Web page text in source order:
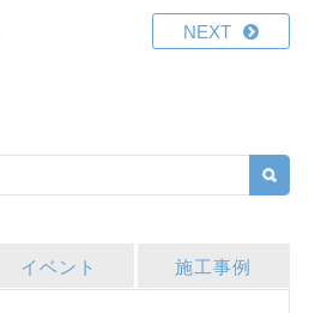
NEXT
イベント 施工事例